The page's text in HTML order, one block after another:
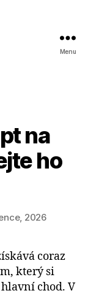
Menu
na
ho
2026
coraz
který si
chod. V